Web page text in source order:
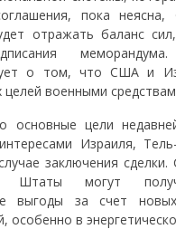
пока
отражать баланс
о том, что США и
целей военными
основные цели
Израиля,
заключения сделки.
Штаты могут
выгоды за счет
особенно в